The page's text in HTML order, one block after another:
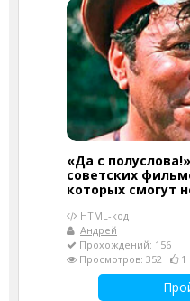
«Да с
советских
которых смогут
HTML-код
Андрей
Прохождений: 156
Просмотров: 352
1